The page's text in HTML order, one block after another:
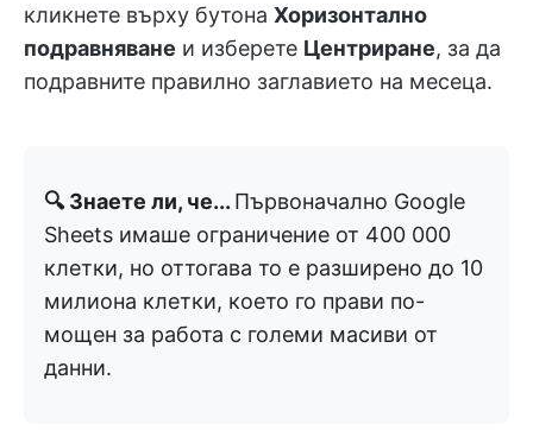
кликнете върху бутона Хоризонтално
подравняване и изберете Центриране, за да
подравните правилно заглавието на месеца.
🔍 Знаете ли, че... Първоначално Google
Sheets имаше ограничение от 400 000
клетки, но оттогава то е разширено до 10
милиона клетки, което го прави по-
мощен за работа с големи масиви от
данни.